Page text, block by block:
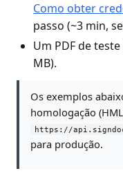
Como obter
passo (~3 min,
Um PDF de
MB).
Os exemplos
homologação
https://
para produção.